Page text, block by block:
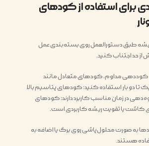
برای استفاده از کودهای
طبق دستورالعمل روی بسته‌بندی عمل
از حد اجتناب کنید.
کوددهی مداوم، کودهای متعادل مانند
ماهی یک تا دو بار استفاده کنید؛ کودهای پتاسیم بالا
در زمان مناسب کاربرد دارند؛ کودهای
کاشت یا تقویت ریشه کاربردی است.
به صورت محلول‌پاشی روی برگ یا اضافه به
هستند.